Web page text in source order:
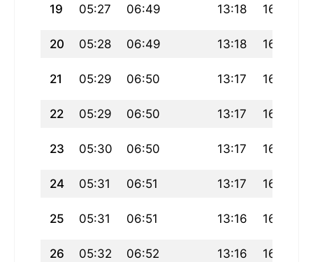
19 05:27 06:49 13:18 16:49
20 05:28 06:49 13:18 16:49
21 05:29 06:50 13:17 16:48
22 05:29 06:50 13:17 16:48
23 05:30 06:50 13:17 16:48
24 05:31 06:51 13:17 16:48
25 05:31 06:51 13:16 16:47
26 05:32 06:52 13:16 16:47